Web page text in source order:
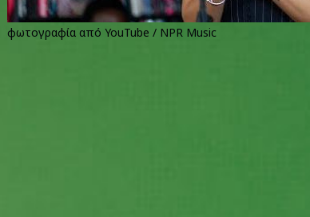
φωτογραφία από YouTube / NPR Music